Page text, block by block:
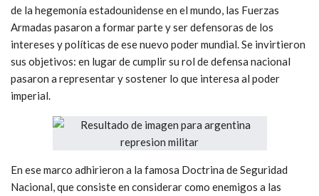
de la hegemonía estadounidense en el mundo, las Fuerzas
Armadas pasaron a formar parte y ser defensoras de los
intereses y políticas de ese nuevo poder mundial. Se invirtieron
sus objetivos: en lugar de cumplir su rol de defensa nacional
pasaron a representar y sostener lo que interesa al poder
imperial.
En ese marco adhirieron a la famosa Doctrina de Seguridad
Nacional, que consiste en considerar como enemigos a las